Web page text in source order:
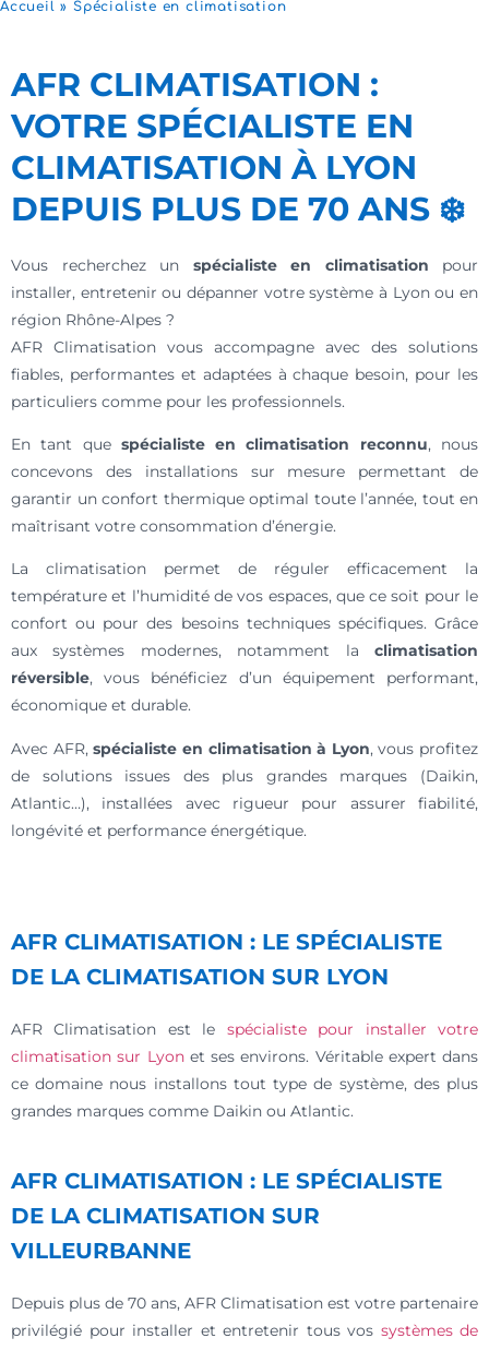
Accueil »Spécialiste en climatisation
AFR CLIMATISATION :
VOTRE SPÉCIALISTE EN
CLIMATISATION À LYON
DEPUIS PLUS DE 70 ANS ❄️
Vous recherchez un spécialiste en climatisation pour
installer, entretenir ou dépanner votre système à Lyon ou en
région Rhône-Alpes ?
AFR Climatisation vous accompagne avec des solutions
fiables, performantes et adaptées à chaque besoin, pour les
particuliers comme pour les professionnels.
En tant que spécialiste en climatisation reconnu, nous
concevons des installations sur mesure permettant de
garantir un confort thermique optimal toute l’année, tout en
maîtrisant votre consommation d’énergie.
La climatisation permet de réguler efficacement la
température et l’humidité de vos espaces, que ce soit pour le
confort ou pour des besoins techniques spécifiques. Grâce
aux systèmes modernes, notamment la climatisation
réversible, vous bénéficiez d’un équipement performant,
économique et durable.
Avec AFR,spécialiste en climatisation à Lyon, vous profitez
de solutions issues des plus grandes marques (Daikin,
Atlantic…), installées avec rigueur pour assurer fiabilité,
longévité et performance énergétique.
AFR CLIMATISATION : LE SPÉCIALISTE
DE LA CLIMATISATION SUR LYON
AFR Climatisation est le spécialiste pour installer votre
climatisation sur Lyonet ses environs. Véritable expert dans
ce domaine nous installons tout type de système, des plus
grandes marques comme Daikin ou Atlantic.
AFR CLIMATISATION : LE SPÉCIALISTE
DE LA CLIMATISATION SUR
VILLEURBANNE
Depuis plus de 70 ans, AFR Climatisation est votre partenaire
privilégié pour installer et entretenir tous vos systèmes de